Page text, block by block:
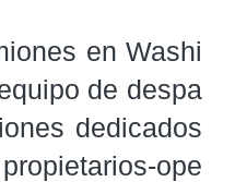
en Washi
de despa
dedicados
ope